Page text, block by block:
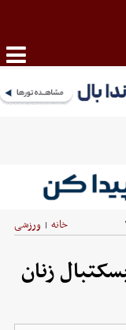
خانه | ورزشی
زنان